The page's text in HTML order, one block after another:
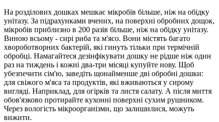
На розділових дошках мешкає мікробів більше, ніж на обідку
унітазу. За підрахунками вчених, на поверхні обробних дощок,
мікробів приблизно в 200 разів більше, ніж на обідку унітазу.
Виною всьому - сирі риба та м'ясо. Вони містять багато
хвороботворних бактерій, які гинуть тільки при термічній
обробці. Намагайтеся дезінфікувати дошку не рідше ніж один
раз на тиждень і кожні два-три місяці купуйте нову. Щоб
убезпечити сім'ю, заведіть щонайменше дві обробні дошки:
для свіжого м'яса та продуктів, які вживаються у сирому
вигляді. Наприклад, для огірків та листя салату. А після миття
обов'язково протирайте кухонні поверхні сухим рушником.
Через вологість мікроорганізми, що залишилися, можуть
вижити.